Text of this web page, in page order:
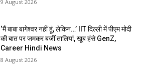
9 August 2026
‘मैं बाबा बागेश्वर नहीं हूं, लेकिन…’ IIT दिल्ली में पीएम मोदी
की बात पर जमकर बजीं तालियां, खूब हंसे GenZ,
Career Hindi News
8 August 2026